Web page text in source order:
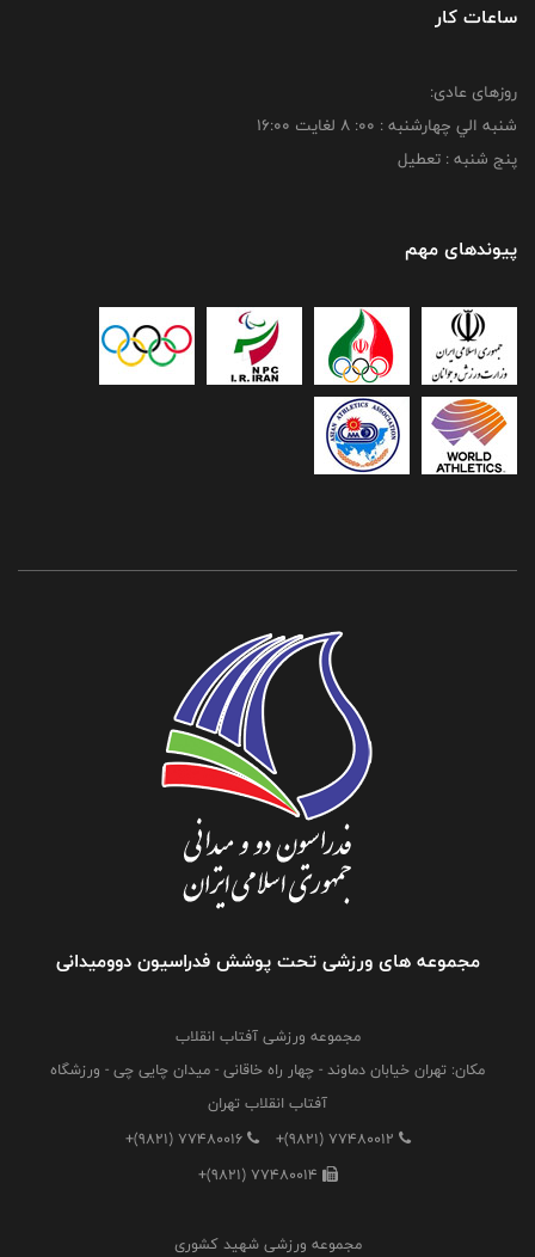
ساعات کار
روزهای عادی:
شنبه الي چهارشنبه : 00: 8 لغايت 16:00
پنج شنبه : تعطیل
پیوندهای مهم
مجموعه های ورزشی تحت پوشش فدراسیون دوومیدانی
مجموعه ورزشی آفتاب انقلاب
مکان: تهران خیابان دماوند - چهار راه خاقانی - میدان چایی چی - ورزشگاه
آفتاب انقلاب تهران
+(9821) 77480012
+(9821) 77480016
+(9821) 77480014
مجموعه ورزشی شهید کشوری